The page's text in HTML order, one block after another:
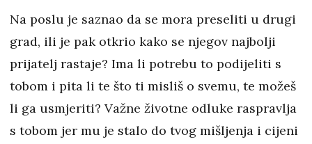
Na poslu je saznao da se mora preseliti u drugi
grad, ili je pak otkrio kako se njegov najbolji
prijatelj rastaje? Ima li potrebu to podijeliti s
tobom i pita li te što ti misliš o svemu, te možeš
li ga usmjeriti? Važne životne odluke raspravlja
s tobom jer mu je stalo do tvog mišljenja i cijeni